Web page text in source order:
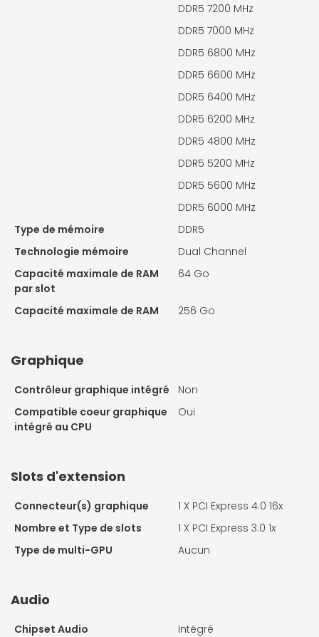
DDR5 7200 MHz
DDR5 7000 MHz
DDR5 6800 MHz
DDR5 6600 MHz
DDR5 6400 MHz
DDR5 6200 MHz
DDR5 4800 MHz
DDR5 5200 MHz
DDR5 5600 MHz
DDR5 6000 MHz
Type de mémoire
DDR5
Technologie mémoire
Dual Channel
Capacité maximale de RAM
par slot
64 Go
Capacité maximale de RAM 256 Go
Graphique
Contrôleur graphique intégré
Non
Compatible coeur graphique
intégré au CPU
Oui
Slots d'extension
Connecteur(s) graphique 1 X PCI Express 4.0 16x
Nombre et Type de slots
1 X PCI Express 3.0 1x
Type de multi-GPU
Aucun
Audio
Chipset Audio
Intégré